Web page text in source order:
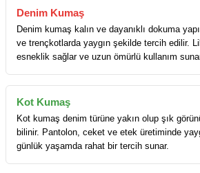
Denim Kumaş
Denim kumaş kalın ve dayanıklı dokuma
ve trençkotlarda yaygın şekilde tercih edilir.
esneklik sağlar ve uzun ömürlü kullanım
Kot Kumaş
Kot kumaş denim türüne yakın olup şık
bilinir. Pantolon, ceket ve etek üretiminde
günlük yaşamda rahat bir tercih sunar.